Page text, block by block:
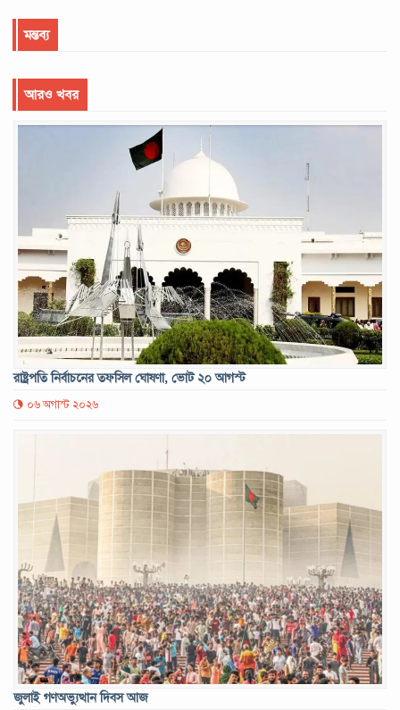
মন্তব্য
আরও খবর
রাষ্ট্রপতি নির্বাচনের তফসিল ঘোষণা, ভোট ২০ আগস্ট
০৬ অগাস্ট ২০২৬
জুলাই গণঅভ্যুত্থান দিবস আজ